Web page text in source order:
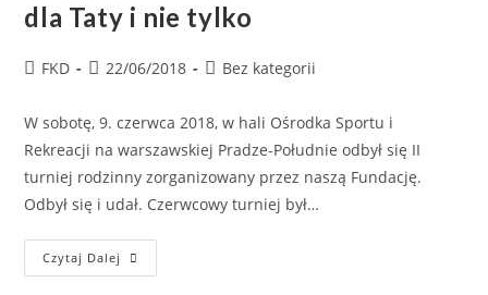
dla Taty i nie tylko
FKD 22/06/2018 Bez kategorii
W sobotę, 9. czerwca 2018, w hali Ośrodka Sportu i
Rekreacji na warszawskiej Pradze-Południe odbył się II
turniej rodzinny zorganizowany przez naszą Fundację.
Odbył się i udał. Czerwcowy turniej był…
Czytaj Dalej